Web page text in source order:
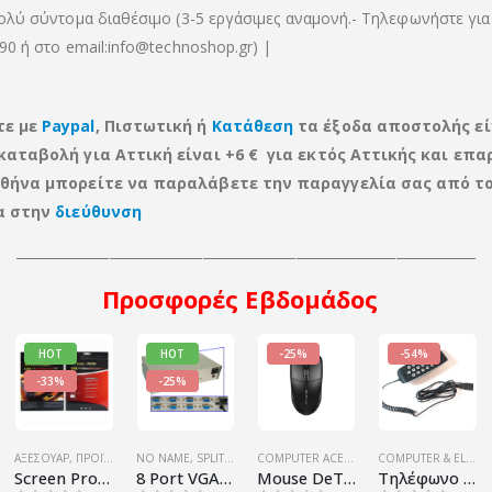
σύντομα διαθέσιμο (3-5 εργάσιμες αναμονή.- Τηλεφωνήστε
ή στο email:info@technoshop.gr) |
με Paypal, Πιστωτική ή Κατάθεση τα έξοδα αποστολής
για Αττική είναι +6 € για εκτός Αττικής και
μπορείτε να παραλάβετε την παραγγελία σας από
στην διεύθυνση
Προσφορές Εβδομάδος
SMARTPHONES,SMARTPHONE,SMARTPHONES & TABLET ACCESSORY,ΠΡΟΪΌΝΤΑ
HOT
-33%
ΑΞΕΣΟΥΆΡ, ΠΡΟΪΌΝΤΑ TECHNOSHOP ,ΥΠΟΛΟΓΙΣΤΈΣ - ΗΛΕΚΤΡΟΝΙΚΆ,ΦΟΡΗΤΟΊ
Screen Protector Προστασία Οθόνης για notebook 14.2″
HOT
-25%
NO NAME, SPLITTERS ΑΞΕΣΟΥΆΡ,ΠΡΟΪΌΝΤΑ TECHNOSHOP,
8 Port VGA Splitter 130MHz
-25%
COMPUTER ACESSORIES ,COMPUTER
Mouse DeTech D2, Optical, Black – 733
-54%
COMPUTER & ELECTRONIC
Τηλέφωνο Skype / Viber με USB (grey)